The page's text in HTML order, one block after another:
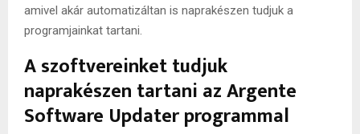
amivel akár automatizáltan is naprakészen tudjuk a
programjainkat tartani.
A szoftvereinket tudjuk
naprakészen tartani az Argente
Software Updater programmal